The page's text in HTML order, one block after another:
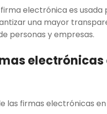
electrónica es
una mayor
personas y empresas.
electrónicas
las firmas electrónicas